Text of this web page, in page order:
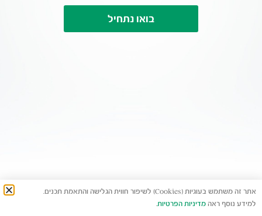
בואו נתחיל
אתר זה משתמש בעוגיות (Cookies) לשיפור חווית הגלישה והתאמת תכנים.
למידע נוסף ראה מדיניות הפרטיות.